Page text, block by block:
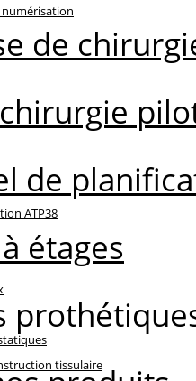
ATP38
tissulaire
de
de
étages